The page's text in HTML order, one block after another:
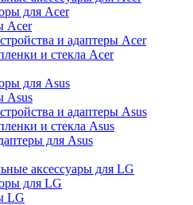
для Acer
Acer
и адаптеры Acer
и стекла Acer
для Asus
Asus
и адаптеры Asus
и стекла Asus
для Asus
аксессуары для LG
для LG
LG